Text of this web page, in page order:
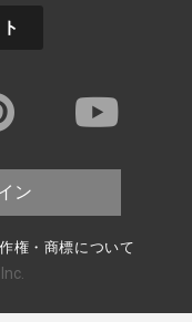
ン
権・商標について